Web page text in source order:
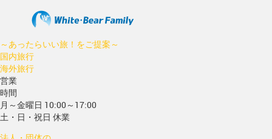
～あったらいい旅！をご提案～
国内旅行
海外旅行
営業
時間
月～金曜日 10:00～17:00
土・日・祝日 休業